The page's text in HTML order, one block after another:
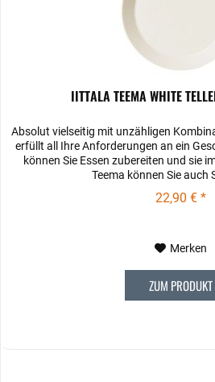
IITTALA TEEMA WHITE
Absolut vielseitig mit unzähligen
erfüllt all Ihre Anforderungen an ein
können Sie Essen zubereiten und sie
Teema können Sie auch
22,90 € *
Merken
ZUM PRODUKT